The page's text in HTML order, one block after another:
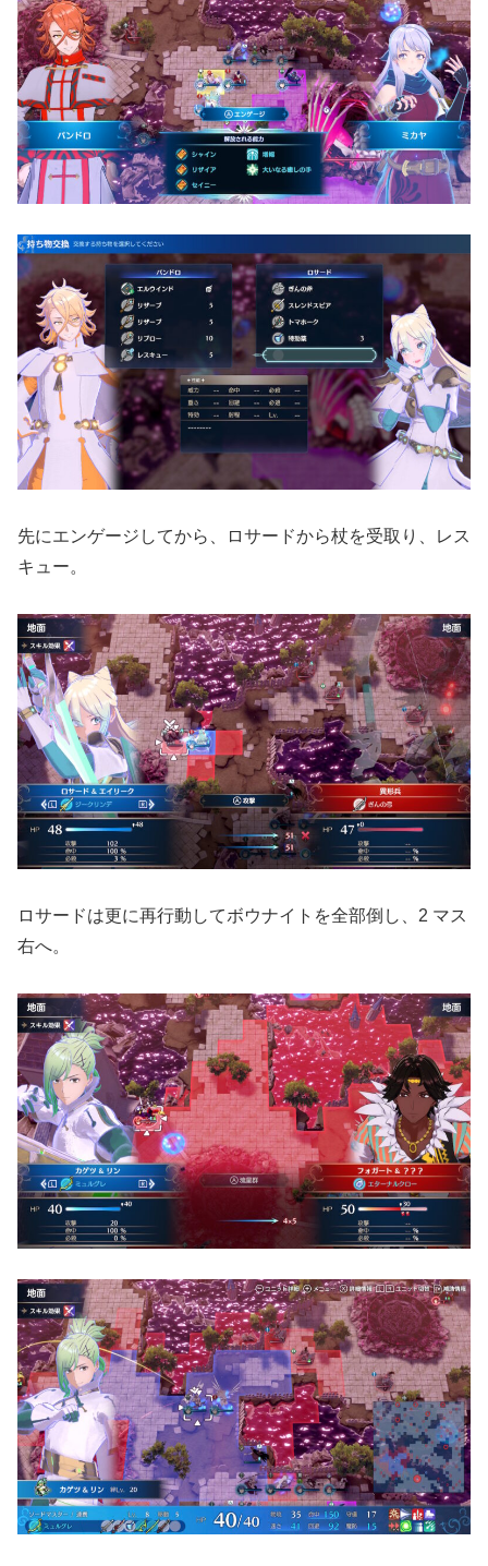
先にエンゲージしてから、ロサードから杖を受取り、レス
キュー。
ロサードは更に再行動してボウナイトを全部倒し、2 マス
右へ。